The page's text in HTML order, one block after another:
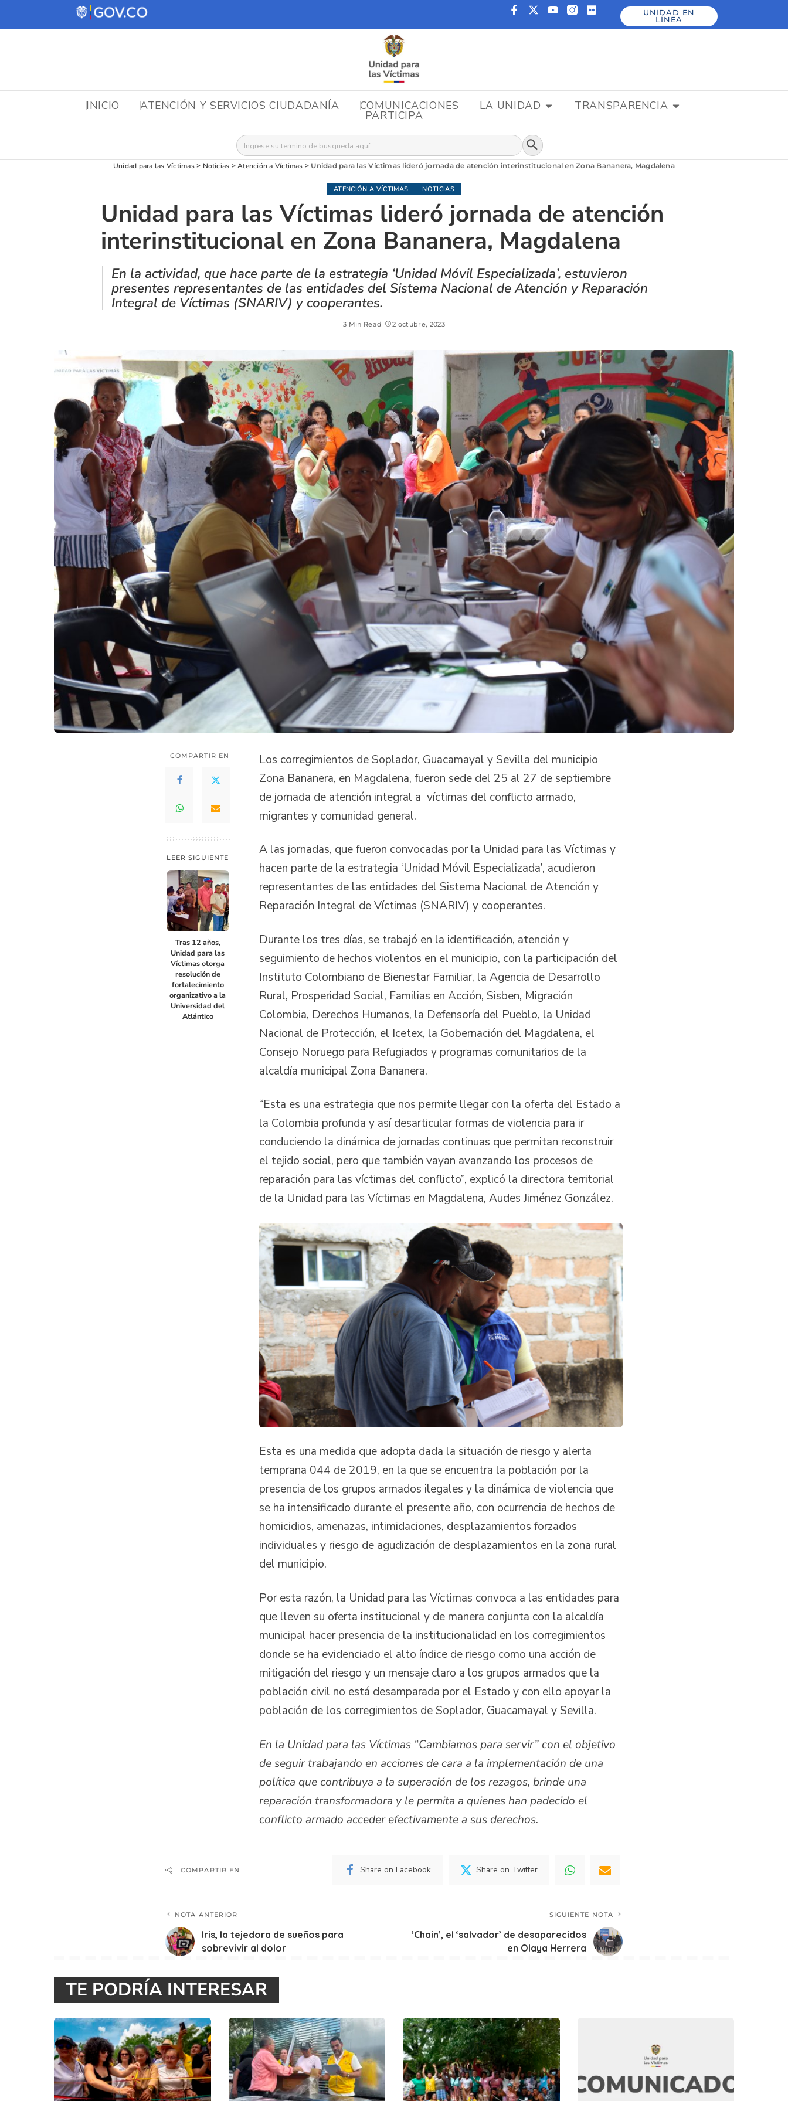
UNIDAD EN
LÍNEA
INICIO ATENCIÓN Y SERVICIOS CIUDADANÍA COMUNICACIONES LA UNIDAD TRANSPARENCIA
PARTICIPA
Buscar: Botón de búsqueda
Unidad para las Víctimas> Noticias >Atención a Víctimas > Unidad para las Víctimas lideró jornada de atención interinstitucional en Zona Bananera, Magdalena
ATENCIÓN A VÍCTIMAS NOTICIAS
Unidad para las Víctimas lideró jornada de atención
interinstitucional en Zona Bananera, Magdalena
En la actividad, que hace parte de la estrategia ‘Unidad Móvil Especializada’, estuvieron
presentes representantes de las entidades del Sistema Nacional de Atención y Reparación
Integral de Víctimas (SNARIV) y cooperantes.
3 Min Read 2 octubre, 2023
COMPARTIR EN
LEER SIGUIENTE
Tras 12 años,
Unidad para las
Víctimas otorga
resolución de
fortalecimiento
organizativo a la
Universidad del
Atlántico
Los corregimientos de Soplador, Guacamayal y Sevilla del municipio
Zona Bananera, en Magdalena, fueron sede del 25 al 27 de septiembre
de jornada de atención integral a víctimas del conflicto armado,
migrantes y comunidad general.
A las jornadas, que fueron convocadas por la Unidad para las Víctimas y
hacen parte de la estrategia ‘Unidad Móvil Especializada’, acudieron
representantes de las entidades del Sistema Nacional de Atención y
Reparación Integral de Víctimas (SNARIV) y cooperantes.
Durante los tres días, se trabajó en la identificación, atención y
seguimiento de hechos violentos en el municipio, con la participación del
Instituto Colombiano de Bienestar Familiar, la Agencia de Desarrollo
Rural, Prosperidad Social, Familias en Acción, Sisben, Migración
Colombia, Derechos Humanos, la Defensoría del Pueblo, la Unidad
Nacional de Protección, el Icetex, la Gobernación del Magdalena, el
Consejo Noruego para Refugiados y programas comunitarios de la
alcaldía municipal Zona Bananera.
“Esta es una estrategia que nos permite llegar con la oferta del Estado a
la Colombia profunda y así desarticular formas de violencia para ir
conduciendo la dinámica de jornadas continuas que permitan reconstruir
el tejido social, pero que también vayan avanzando los procesos de
reparación para las víctimas del conflicto”, explicó la directora territorial
de la Unidad para las Víctimas en Magdalena, Audes Jiménez González.
Esta es una medida que adopta dada la situación de riesgo y alerta
temprana 044 de 2019, en la que se encuentra la población por la
presencia de los grupos armados ilegales y la dinámica de violencia que
se ha intensificado durante el presente año, con ocurrencia de hechos de
homicidios, amenazas, intimidaciones, desplazamientos forzados
individuales y riesgo de agudización de desplazamientos en la zona rural
del municipio.
Por esta razón, la Unidad para las Víctimas convoca a las entidades para
que lleven su oferta institucional y de manera conjunta con la alcaldía
municipal hacer presencia de la institucionalidad en los corregimientos
donde se ha evidenciado el alto índice de riesgo como una acción de
mitigación del riesgo y un mensaje claro a los grupos armados que la
población civil no está desamparada por el Estado y con ello apoyar la
población de los corregimientos de Soplador, Guacamayal y Sevilla.
En la Unidad para las Víctimas “Cambiamos para servir” con el objetivo
de seguir trabajando en acciones de cara a la implementación de una
política que contribuya a la superación de los rezagos, brinde una
reparación transformadora y le permita a quienes han padecido el
conflicto armado acceder efectivamente a sus derechos.
COMPARTIR EN Share on Facebook Share on Twitter
NOTA ANTERIOR
Iris, la tejedora de sueños para
sobrevivir al dolor
SIGUIENTE NOTA
‘Chain’, el ‘salvador’ de desaparecidos
en Olaya Herrera
TE PODRÍA INTERESAR